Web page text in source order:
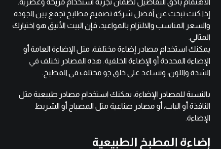
الاهتمام بأدق التفاصيل لضمان تجربة استخدام مريحة وعصرية.
إذا كنت تبحث عن أفضل شركة تصميم مطابخ تجمع بين الجودة
والسعر المناسب والالتزام بالمواعيد، فإن البيت الأنيق هو اختيارك
المثالي.
يمكنك استخدام مصادر إضاءة مختلفة، مثل الإضاءة العامة أو
الإضاءة المحددة أو الإضاءة الخلفية. هذه المصادر تختلف في
الشدة واللون، وتساعد على خلق جو مختلف في المطبخ.
بالنسبة للمصادر الإضاءة، يمكنك استخدام مصادر طبيعية مثل
النافذة أو الباب، أو مصادر صناعية مثل المصباح أو الشريط
الإضاءة.
إضاءة المطبخ الطبيعية